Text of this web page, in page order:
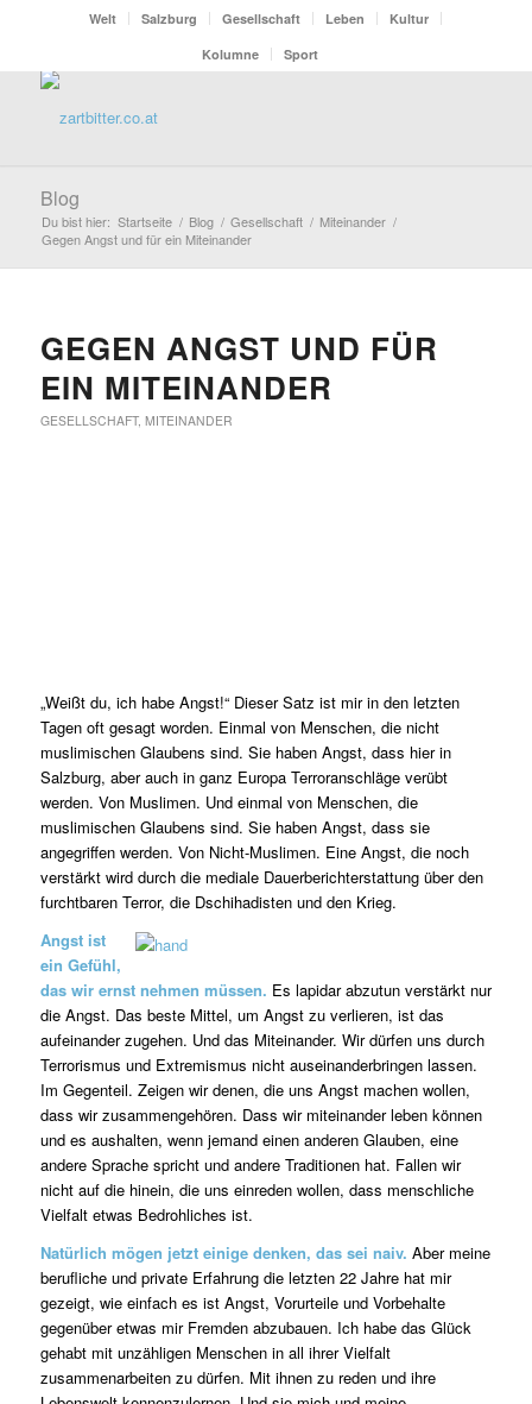
Welt Salzburg Gesellschaft Leben
Kultur
Kolumne
Sport
Blog
Du bist hier: Startseite / Blog / Gesellschaft / Miteinander /
Gegen Angst und für ein Miteinander
GEGEN ANGST UND FÜR
EIN MITEINANDER
GESELLSCHAFT, MITEINANDER
„Weißt du, ich habe Angst!“ Dieser Satz ist mir in den letzten
Tagen oft gesagt worden. Einmal von Menschen, die nicht
muslimischen Glaubens sind. Sie haben Angst, dass hier in
Salzburg, aber auch in ganz Europa Terroranschläge verübt
werden. Von Muslimen. Und einmal von Menschen, die
muslimischen Glaubens sind. Sie haben Angst, dass sie
angegriffen werden. Von Nicht-Muslimen. Eine Angst, die noch
verstärkt wird durch die mediale Dauerberichterstattung über den
furchtbaren Terror, die Dschihadisten und den Krieg.
Angst ist
ein Gefühl,
das wir ernst nehmen müssen. Es lapidar abzutun verstärkt nur
die Angst. Das beste Mittel, um Angst zu verlieren, ist das
aufeinander zugehen. Und das Miteinander. Wir dürfen uns durch
Terrorismus und Extremismus nicht auseinanderbringen lassen.
Im Gegenteil. Zeigen wir denen, die uns Angst machen wollen,
dass wir zusammengehören. Dass wir miteinander leben können
und es aushalten, wenn jemand einen anderen Glauben, eine
andere Sprache spricht und andere Traditionen hat. Fallen wir
nicht auf die hinein, die uns einreden wollen, dass menschliche
Vielfalt etwas Bedrohliches ist.
Natürlich mögen jetzt einige denken, das sei naiv. Aber meine
berufliche und private Erfahrung die letzten 22 Jahre hat mir
gezeigt, wie einfach es ist Angst, Vorurteile und Vorbehalte
gegenüber etwas mir Fremden abzubauen. Ich habe das Glück
gehabt mit unzähligen Menschen in all ihrer Vielfalt
zusammenarbeiten zu dürfen. Mit ihnen zu reden und ihre